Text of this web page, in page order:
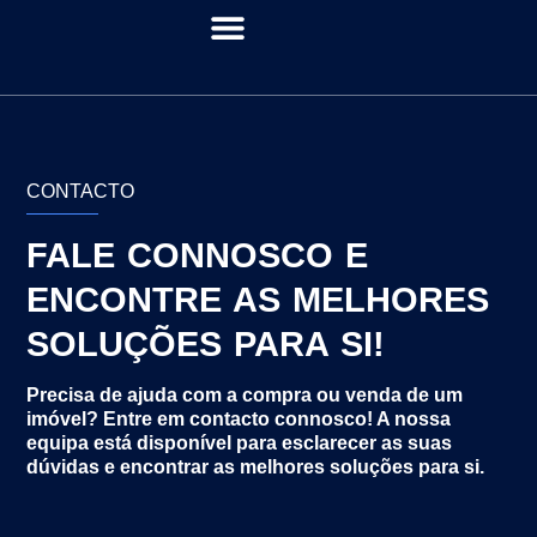
CONTACTO
FALE CONNOSCO E
ENCONTRE AS MELHORES
SOLUÇÕES PARA SI!
Precisa de ajuda com a compra ou venda de um
imóvel? Entre em contacto connosco! A nossa
equipa está disponível para esclarecer as suas
dúvidas e encontrar as melhores soluções para si.